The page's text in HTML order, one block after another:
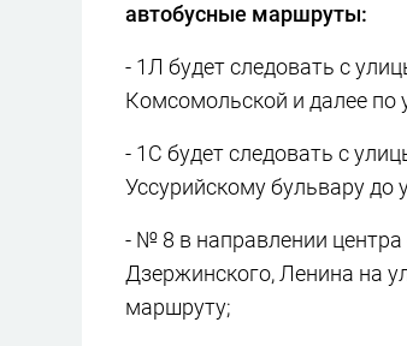
автобусные маршруты:
- 1Л будет следовать с
Комсомольской и далее по
- 1С будет следовать с
Уссурийскому бульвару до
- № 8 в направлении
Дзержинского, Ленина на
маршруту;